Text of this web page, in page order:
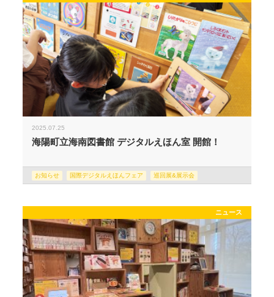
2025.07.25
海陽町立海南図書館 デジタルえほん室 開館！
お知らせ 国際デジタルえほんフェア 巡回展&展示会
ニュース